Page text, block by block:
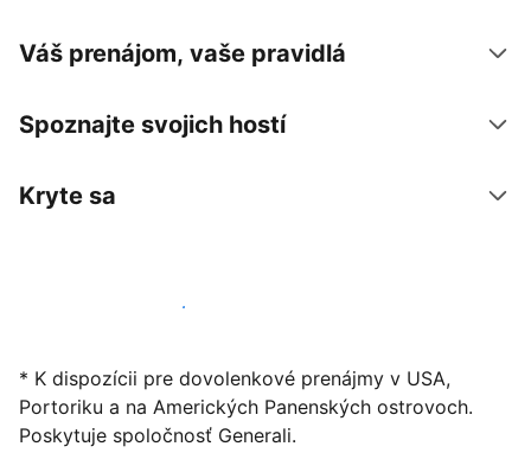
Váš prenájom, vaše pravidlá
Spoznajte svojich hostí
Kryte sa
Začať ponúkať svoje ubytovanie
* K dispozícii pre dovolenkové prenájmy v USA,
Portoriku a na Amerických Panenských ostrovoch.
Poskytuje spoločnosť Generali.